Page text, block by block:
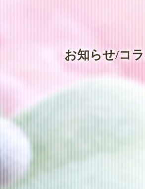
お知らせ/コ